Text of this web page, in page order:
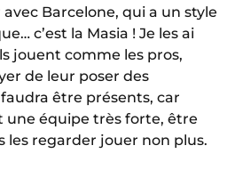
Barcelone, qui a un style
c’est la Masia ! Je les ai
jouent comme les pros,
de leur poser des
être présents, car
une équipe très forte, être
les regarder jouer non plus.